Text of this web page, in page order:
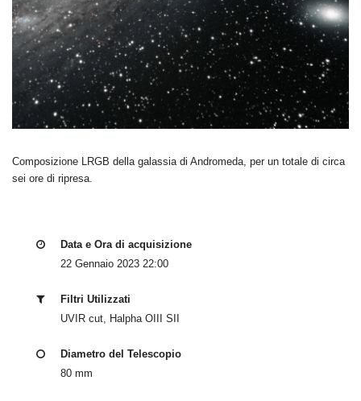
Composizione LRGB della galassia di Andromeda, per un totale di circa
sei ore di ripresa.
Data e Ora di acquisizione
22 Gennaio 2023 22:00
Filtri Utilizzati
UVIR cut, Halpha OIII SII
Diametro del Telescopio
80 mm